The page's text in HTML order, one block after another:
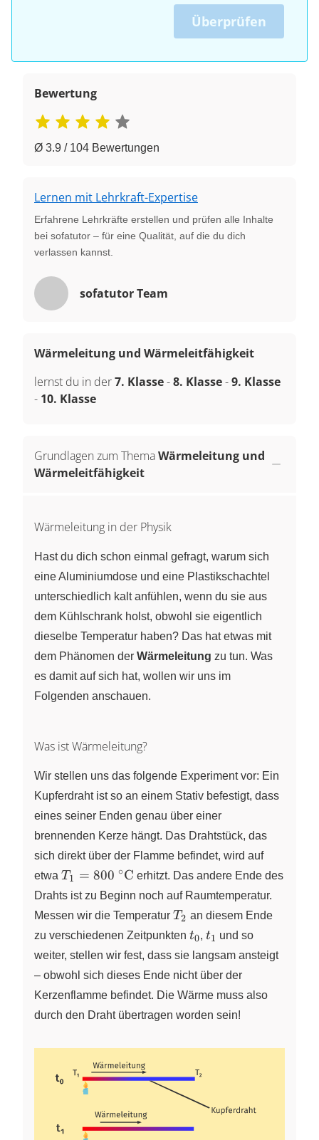
Überprüfen
Bewertung
Ø 3.9 / 104 Bewertungen
Lernen mit Lehrkraft-Expertise
Erfahrene Lehrkräfte erstellen und prüfen alle Inhalte
bei sofatutor – für eine Qualität, auf die du dich
verlassen kannst.
sofatutor Team
Wärmeleitung und Wärmeleitfähigkeit
lernst du in der7. Klasse-8. Klasse-9. Klasse
- 10. Klasse
Grundlagen zum ThemaWärmeleitung und
Wärmeleitfähigkeit
Wärmeleitung in der Physik
Hast du dich schon einmal gefragt, warum sich
eine Aluminiumdose und eine Plastikschachtel
unterschiedlich kalt anfühlen, wenn du sie aus
dem Kühlschrank holst, obwohl sie eigentlich
dieselbe Temperatur haben? Das hat etwas mit
dem Phänomen der Wärmeleitung zu tun. Was
es damit auf sich hat, wollen wir uns im
Folgenden anschauen.
Was ist Wärmeleitung?
Wir stellen uns das folgende Experiment vor: Ein
Kupferdraht ist so an einem Stativ befestigt, dass
eines seiner Enden genau über einer
brennenden Kerze hängt. Das Drahtstück, das
sich direkt über der Flamme befindet, wird auf
etwa T_1 =
800~^{\circ}\pu{C}
T1 = 800 ∘C erhitzt. Das andere Ende des
Drahts ist zu Beginn noch auf Raumtemperatur.
Messen wir die Temperatur T_2
T2 an diesem Ende
zu verschiedenen Zeitpunkten t_0
t0, t_1
t1 und so
weiter, stellen wir fest, dass sie langsam ansteigt
– obwohl sich dieses Ende nicht über der
Kerzenflamme befindet. Die Wärme muss also
durch den Draht übertragen worden sein!